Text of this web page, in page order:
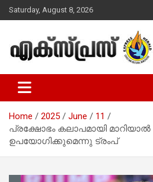
Skip
to
Saturday, August 8, 2026
Express Herald –
Christian News
Home 2025 June
11
പ്രക്ഷോഭം കലാപമായി
ഉപയോഗിക്കുമെന്നു ട്രംപ്